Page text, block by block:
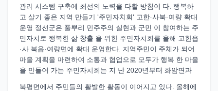
관리 시스템 구축에 최선의 노력을 다할 방침이 다. 행복하
고 살기 좋은 지역 만들기 '주민자치회' 고한·사북·여량 확대
운영 정선군은 풀뿌리 민주주의 실현과 군민 이 참여하는 주
민자치로 행복한 삶 창출 을 위한 주민자치회를 올해 고한읍
·사 북읍·여량면에 확대 운영한다. 지역주민이 주체가 되어
마을 계획을 마련하여 소통과 협업으로 모두가 행복 한 마을
을 만들어 가는 주민자치회는 지 난 2020년부터 화암면과
북평면에서 주민들의 활발한 활동이 이어지고 있다. 올해에